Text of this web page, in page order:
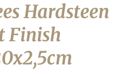
Hardsteen
Finish